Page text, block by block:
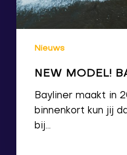
Nieuws
NEW MODEL!
Bayliner maakt in
binnenkort kun jij
bij…